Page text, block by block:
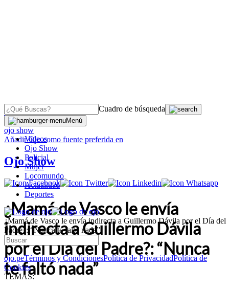
Cuadro de búsqueda
Menú
Videos
Ojo Show
Policial
Mujer
Locomundo
Actualidad
Deportes
¿Mamá de Vasco le envía indirecta a Guillermo Dávila por el Día del
Padre?: “Nunca te faltó nada”
ojo.peTérminos y CondicionesPolítica de PrivacidadPolítica de
Cookies
TEMAS:
OJO
ojo show
AñadirOjocomo fuente preferida en
Ojo Show
¿Mamá de Vasco le envía
indirecta a Guillermo Dávila
por el Día del Padre?: “Nunca
te faltó nada”